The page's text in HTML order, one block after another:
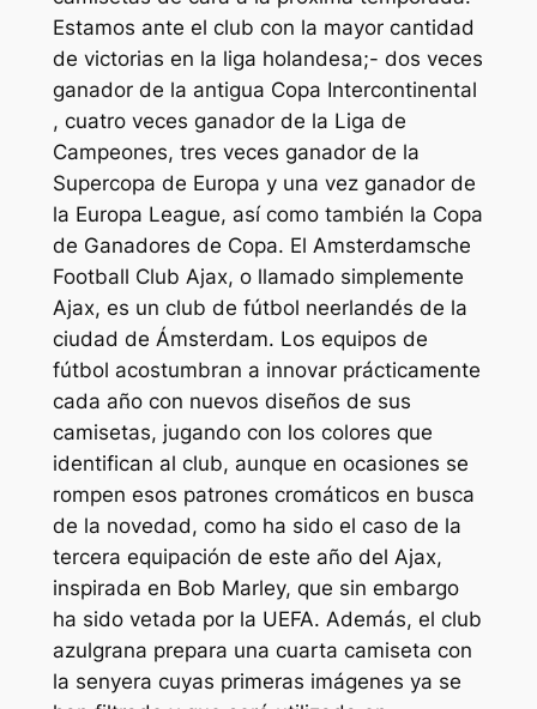
Estamos ante el club con la mayor cantidad
de victorias en la liga holandesa;- dos veces
ganador de la antigua Copa Intercontinental
, cuatro veces ganador de la Liga de
Campeones, tres veces ganador de la
Supercopa de Europa y una vez ganador de
la Europa League, así como también la Copa
de Ganadores de Copa. El Amsterdamsche
Football Club Ajax, o llamado simplemente
Ajax, es un club de fútbol neerlandés de la
ciudad de Ámsterdam. Los equipos de
fútbol acostumbran a innovar prácticamente
cada año con nuevos diseños de sus
camisetas, jugando con los colores que
identifican al club, aunque en ocasiones se
rompen esos patrones cromáticos en busca
de la novedad, como ha sido el caso de la
tercera equipación de este año del Ajax,
inspirada en Bob Marley, que sin embargo
ha sido vetada por la UEFA. Además, el club
azulgrana prepara una cuarta camiseta con
la senyera cuyas primeras imágenes ya se